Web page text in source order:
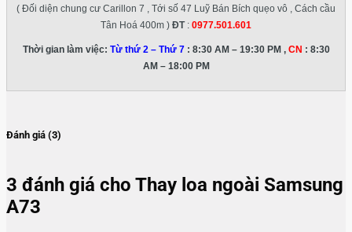
( Đối diện chung cư Carillon 7 , Tới số 47 Luỹ Bán Bích quẹo vô , Cách cầu
Tân Hoá 400m ) ĐT: 0977.501.601
Thời gian làm việc: Từ thứ 2 – Thứ 7: 8:30 AM – 19:30 PM , CN : 8:30
AM – 18:00 PM
Đánh giá (3)
3 đánh giá cho Thay loa ngoài Samsung
A73